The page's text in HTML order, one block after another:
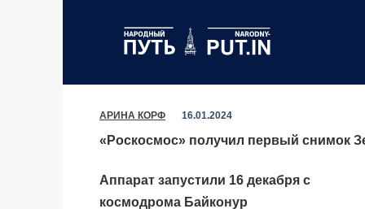
АРИНА КОРФ 16.01.2024
«Роскосмос» получил первый снимок
Аппарат запустили 16 декабря с
космодрома Байконур